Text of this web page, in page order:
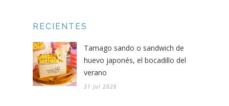
RECIENTES
Tamago sando o sandwich de
huevo japonés, el bocadillo del
verano
31 Jul 2026